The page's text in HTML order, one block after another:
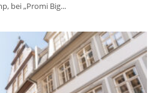
bei „Promi Big...